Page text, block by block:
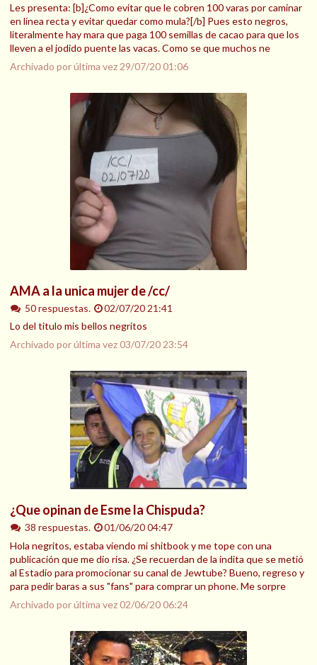
Les presenta: [b]¿Como evitar que le cobren 100 varas por caminar
en linea recta y evitar quedar como mula?[/b] Pues esto negros,
literalmente hay mara que paga 100 semillas de cacao para que los
lleven a el jodido puente las vacas. Como se que muchos ne
Archivado por última vez 29/07/20 01:06
AMA a la unica mujer de /cc/
50 respuestas.
02/07/20 21:41
Lo del titulo mis bellos negritos
Archivado por última vez03/07/20 23:54
¿Que opinan de Esme la Chispuda?
38 respuestas.
01/06/20 04:47
Hola negritos, estaba viendo mi shitbook y me tope con una
publicación que me dio risa. ¿Se recuerdan de la indita que se metió
al Estadio para promocionar su canal de Jewtube? Bueno, regreso y
para pedir baras a sus "fans" para comprar un phone. Me sorpre
Archivado por última vez02/06/20 06:24